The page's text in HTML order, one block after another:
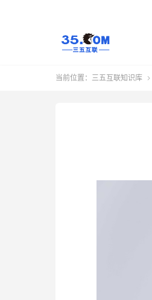
当前位置： 三五互联知识库 